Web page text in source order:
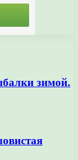
зимой.